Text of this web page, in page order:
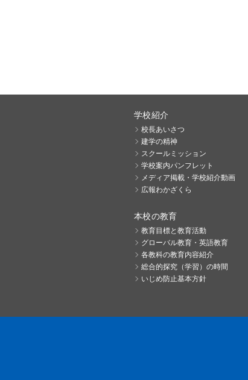
学校紹介
校長あいさつ
建学の精神
スクールミッション
学校案内パンフレット
メディア掲載・学校紹介動画
広報わかざくら
本校の教育
教育目標と教育活動
グローバル教育・英語教育
各教科の教育内容紹介
総合的探究（学習）の時間
いじめ防止基本方針